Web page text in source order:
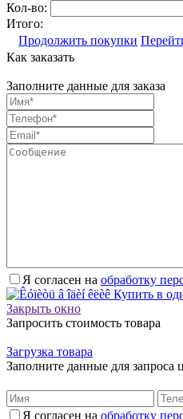
Кол-во:
Итого:
Продолжить покупки
Как заказать
Заполните данные для заказа
Я согласен на обработку
Купить в
Закрыть окно
Запросить стоимость товара
Загрузка товара
Заполните данные для запроса
Я согласен на обработку